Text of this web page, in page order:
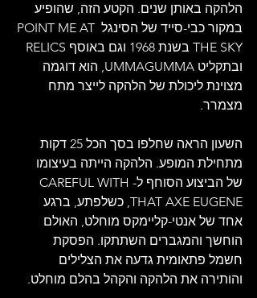
הלהקה באותן שנים. הקטע הזה, שהופיע
במקור כבי-סייד של הסינגל POINT ME AT
ובתקליט UMMAGUMMA, הוא דוגמה
מצוינת ליכולת של הלהקה לייצר מתח
מצמרר.
השעון הראה שחלפו בסך הכל 25 דקות
מתחילת המופע. הלהקה הייתה בעיצומו
של הביצוע הסוחף ל-CAREFUL WITH
THAT AXE EUGENE, כשלפתע, ברגע
אחד של אנטי-קליימקס מוחלט, האולם
הוחשך והמגברים השתתקו. הפסקת
חשמל פתאומית גדעה את הצלילים
והותירה את הלהקה והקהל בהלם מוחלט.